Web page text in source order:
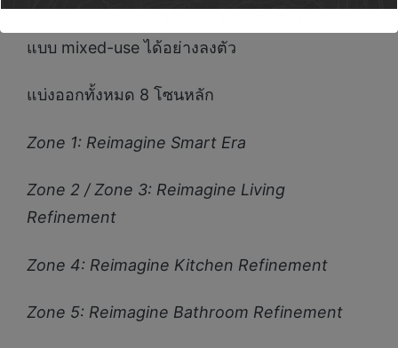
แบบ mixed-use ได้อย่างลงตัว
แบ่งออกทั้งหมด 8 โซนหลัก
Zone 1: Reimagine Smart Era
Zone 2 / Zone 3: Reimagine Living
Refinement
Zone 4: Reimagine Kitchen Refinement
Zone 5: Reimagine Bathroom Refinement